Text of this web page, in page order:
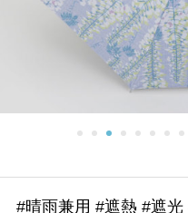
#晴雨兼用 #遮熱 #遮